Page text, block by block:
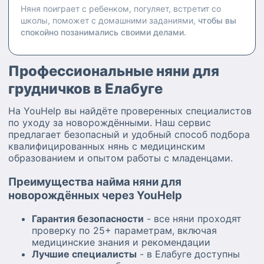
Няня поиграет с ребенком, погуляет, встретит со
школы, поможет с домашними заданиями, чтобы вы
спокойно позанимались своими делами.
Профессиональные няни для
грудничков в Елабуге
На YouHelp вы найдёте проверенных специалистов
по уходу за новорождёнными. Наш сервис
предлагает безопасный и удобный способ подбора
квалифицированных нянь с медицинским
образованием и опытом работы с младенцами.
Преимущества найма няни для
новорождённых через YouHelp
Гарантия безопасности - все няни проходят
проверку по 25+ параметрам, включая
медицинские знания и рекомендации
Лучшие специалисты - в Елабуге доступны